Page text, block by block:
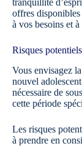
offres
à vos besoins et
Risques potentiels
Vous envisagez
nouvel
nécessaire de
cette période
Les risques
à prendre en